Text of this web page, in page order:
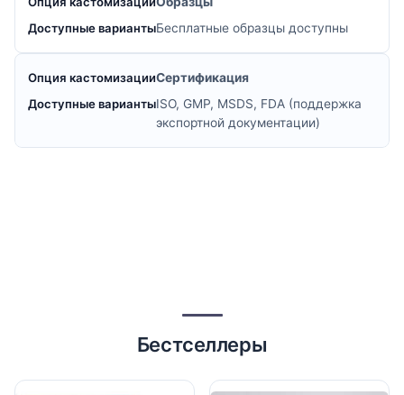
Бесплатные образцы доступны
Сертификация
ISO, GMP, MSDS, FDA (поддержка
экспортной документации)
Бестселлеры